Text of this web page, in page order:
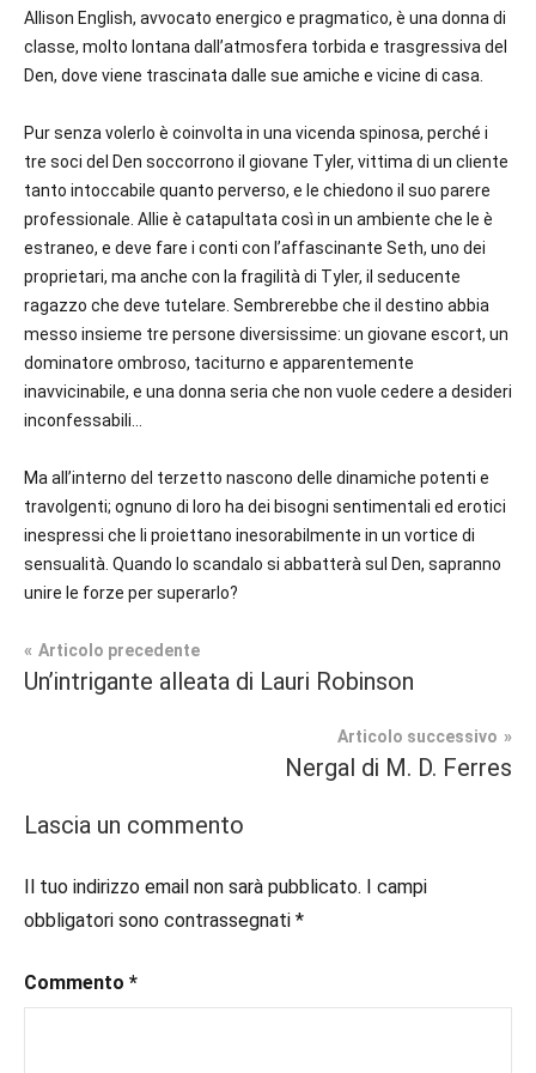
Allison English, avvocato energico e pragmatico, è una donna di
classe, molto lontana dall’atmosfera torbida e trasgressiva del
Den, dove viene trascinata dalle sue amiche e vicine di casa.
Pur senza volerlo è coinvolta in una vicenda spinosa, perché i
tre soci del Den soccorrono il giovane Tyler, vittima di un cliente
tanto intoccabile quanto perverso, e le chiedono il suo parere
professionale. Allie è catapultata così in un ambiente che le è
estraneo, e deve fare i conti con l’affascinante Seth, uno dei
proprietari, ma anche con la fragilità di Tyler, il seducente
ragazzo che deve tutelare. Sembrerebbe che il destino abbia
messo insieme tre persone diversissime: un giovane escort, un
dominatore ombroso, taciturno e apparentemente
inavvicinabile, e una donna seria che non vuole cedere a desideri
inconfessabili…
Ma all’interno del terzetto nascono delle dinamiche potenti e
travolgenti; ognuno di loro ha dei bisogni sentimentali ed erotici
inespressi che li proiettano inesorabilmente in un vortice di
sensualità. Quando lo scandalo si abbatterà sul Den, sapranno
unire le forze per superarlo?
Tag
#booklover,
#ebook
#inspiration,
#ioleggo,
Contemporary
Navigazione
Articolo precedente
Un’intrigante alleata di Lauri Robinson
Articolo successivo
Nergal di M. D. Ferres
Lascia un commento
Il tuo indirizzo email non sarà pubblicato. I campi
obbligatori sono contrassegnati *
Commento *